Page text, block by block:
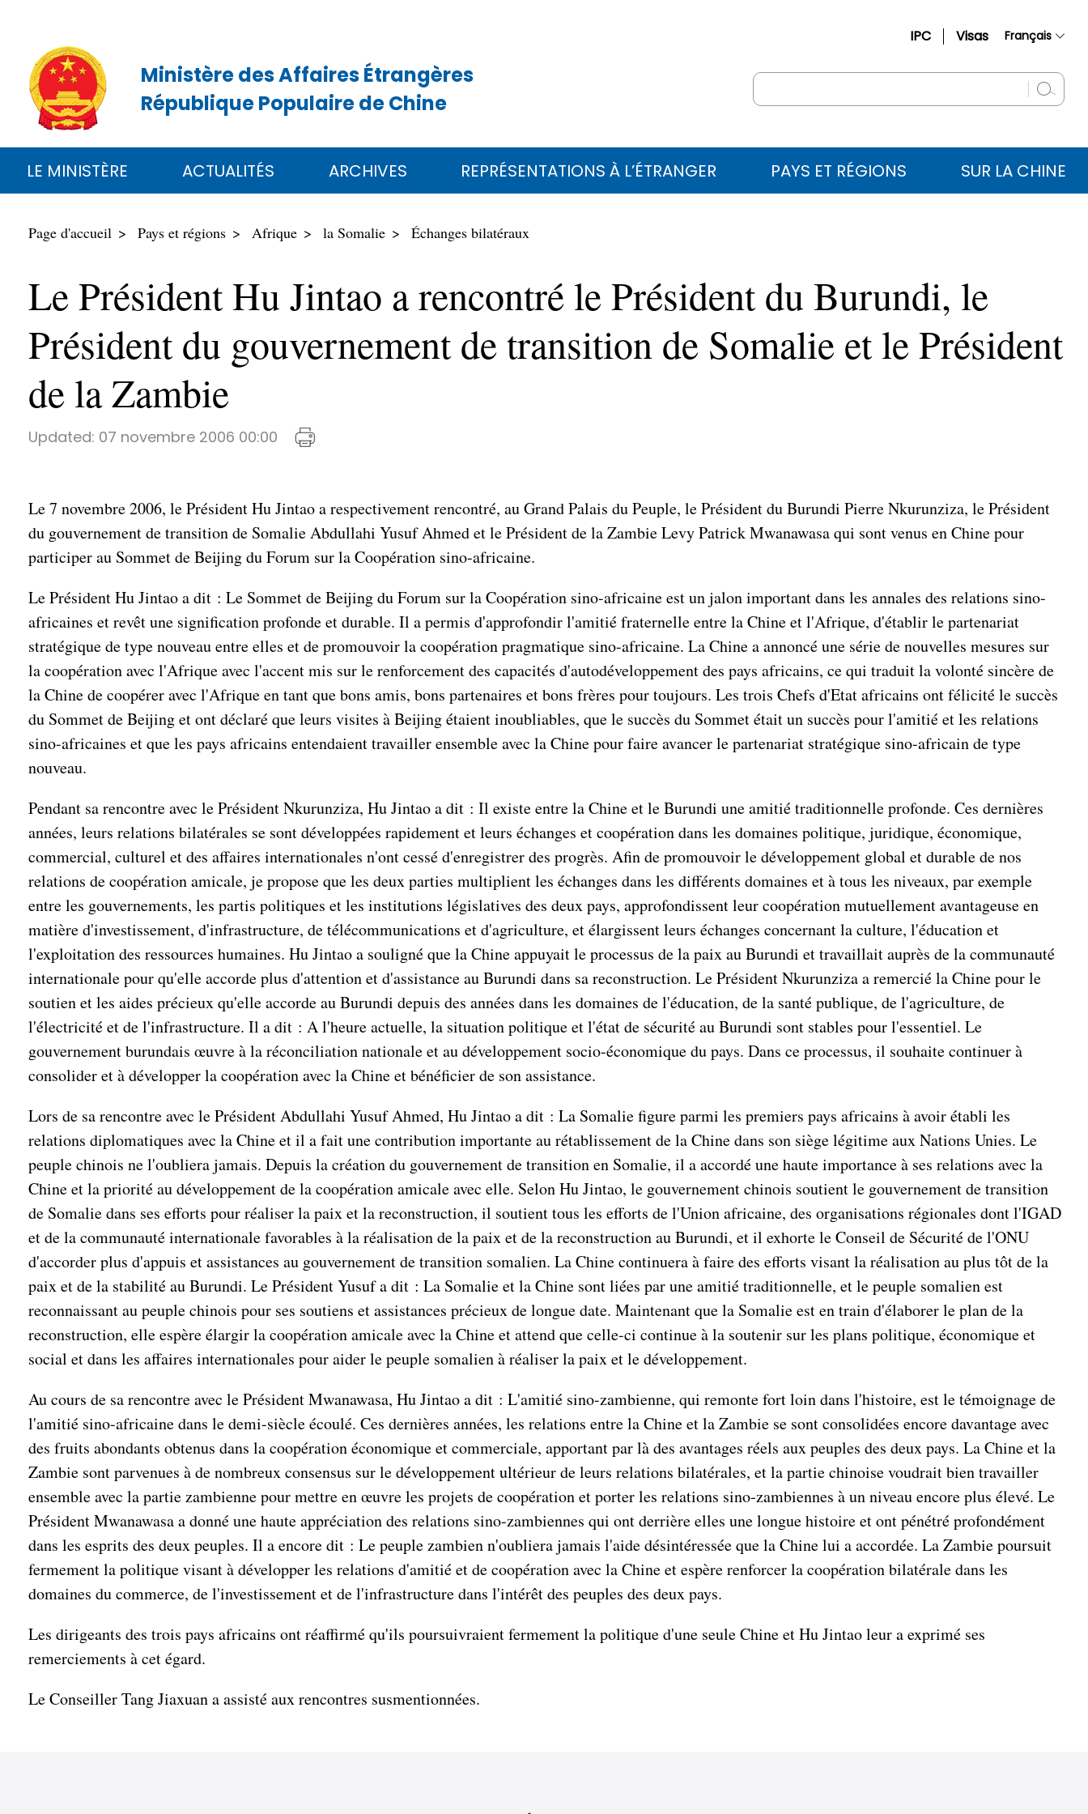
IPC Visas Français
English
عربي
Ministère des Affaires Étrangères
République Populaire de Chine
LE MINISTÈRE ACTUALITÉS ARCHIVES REPRÉSENTATIONS À L’ÉTRANGER PAYS ET RÉGIONS SUR LA CHINE
Page d'accueil Pays et régions Afrique la Somalie Échanges bilatéraux
Le Président Hu Jintao a rencontré le Président du Burundi, le
Président du gouvernement de transition de Somalie et le Président
de la Zambie
Updated: 07 novembre 2006 00:00
Le 7 novembre 2006, le Président Hu Jintao a respectivement rencontré, au Grand Palais du Peuple, le Président du Burundi Pierre Nkurunziza, le Président
du gouvernement de transition de Somalie Abdullahi Yusuf Ahmed et le Président de la Zambie Levy Patrick Mwanawasa qui sont venus en Chine pour
participer au Sommet de Beijing du Forum sur la Coopération sino-africaine.
Le Président Hu Jintao a dit : Le Sommet de Beijing du Forum sur la Coopération sino-africaine est un jalon important dans les annales des relations sino-
africaines et revêt une signification profonde et durable. Il a permis d'approfondir l'amitié fraternelle entre la Chine et l'Afrique, d'établir le partenariat
stratégique de type nouveau entre elles et de promouvoir la coopération pragmatique sino-africaine. La Chine a annoncé une série de nouvelles mesures sur
la coopération avec l'Afrique avec l'accent mis sur le renforcement des capacités d'autodéveloppement des pays africains, ce qui traduit la volonté sincère de
la Chine de coopérer avec l'Afrique en tant que bons amis, bons partenaires et bons frères pour toujours. Les trois Chefs d'Etat africains ont félicité le succès
du Sommet de Beijing et ont déclaré que leurs visites à Beijing étaient inoubliables, que le succès du Sommet était un succès pour l'amitié et les relations
sino-africaines et que les pays africains entendaient travailler ensemble avec la Chine pour faire avancer le partenariat stratégique sino-africain de type
nouveau.
Pendant sa rencontre avec le Président Nkurunziza, Hu Jintao a dit : Il existe entre la Chine et le Burundi une amitié traditionnelle profonde. Ces dernières
années, leurs relations bilatérales se sont développées rapidement et leurs échanges et coopération dans les domaines politique, juridique, économique,
commercial, culturel et des affaires internationales n'ont cessé d'enregistrer des progrès. Afin de promouvoir le développement global et durable de nos
relations de coopération amicale, je propose que les deux parties multiplient les échanges dans les différents domaines et à tous les niveaux, par exemple
entre les gouvernements, les partis politiques et les institutions législatives des deux pays, approfondissent leur coopération mutuellement avantageuse en
matière d'investissement, d'infrastructure, de télécommunications et d'agriculture, et élargissent leurs échanges concernant la culture, l'éducation et
l'exploitation des ressources humaines. Hu Jintao a souligné que la Chine appuyait le processus de la paix au Burundi et travaillait auprès de la communauté
internationale pour qu'elle accorde plus d'attention et d'assistance au Burundi dans sa reconstruction. Le Président Nkurunziza a remercié la Chine pour le
soutien et les aides précieux qu'elle accorde au Burundi depuis des années dans les domaines de l'éducation, de la santé publique, de l'agriculture, de
l'électricité et de l'infrastructure. Il a dit : A l'heure actuelle, la situation politique et l'état de sécurité au Burundi sont stables pour l'essentiel. Le
gouvernement burundais œuvre à la réconciliation nationale et au développement socio-économique du pays. Dans ce processus, il souhaite continuer à
consolider et à développer la coopération avec la Chine et bénéficier de son assistance.
Lors de sa rencontre avec le Président Abdullahi Yusuf Ahmed, Hu Jintao a dit : La Somalie figure parmi les premiers pays africains à avoir établi les
relations diplomatiques avec la Chine et il a fait une contribution importante au rétablissement de la Chine dans son siège légitime aux Nations Unies. Le
peuple chinois ne l'oubliera jamais. Depuis la création du gouvernement de transition en Somalie, il a accordé une haute importance à ses relations avec la
Chine et la priorité au développement de la coopération amicale avec elle. Selon Hu Jintao, le gouvernement chinois soutient le gouvernement de transition
de Somalie dans ses efforts pour réaliser la paix et la reconstruction, il soutient tous les efforts de l'Union africaine, des organisations régionales dont l'IGAD
et de la communauté internationale favorables à la réalisation de la paix et de la reconstruction au Burundi, et il exhorte le Conseil de Sécurité de l'ONU
d'accorder plus d'appuis et assistances au gouvernement de transition somalien. La Chine continuera à faire des efforts visant la réalisation au plus tôt de la
paix et de la stabilité au Burundi. Le Président Yusuf a dit : La Somalie et la Chine sont liées par une amitié traditionnelle, et le peuple somalien est
reconnaissant au peuple chinois pour ses soutiens et assistances précieux de longue date. Maintenant que la Somalie est en train d'élaborer le plan de la
reconstruction, elle espère élargir la coopération amicale avec la Chine et attend que celle-ci continue à la soutenir sur les plans politique, économique et
social et dans les affaires internationales pour aider le peuple somalien à réaliser la paix et le développement.
Au cours de sa rencontre avec le Président Mwanawasa, Hu Jintao a dit : L'amitié sino-zambienne, qui remonte fort loin dans l'histoire, est le témoignage de
l'amitié sino-africaine dans le demi-siècle écoulé. Ces dernières années, les relations entre la Chine et la Zambie se sont consolidées encore davantage avec
des fruits abondants obtenus dans la coopération économique et commerciale, apportant par là des avantages réels aux peuples des deux pays. La Chine et la
Zambie sont parvenues à de nombreux consensus sur le développement ultérieur de leurs relations bilatérales, et la partie chinoise voudrait bien travailler
ensemble avec la partie zambienne pour mettre en œuvre les projets de coopération et porter les relations sino-zambiennes à un niveau encore plus élevé. Le
Président Mwanawasa a donné une haute appréciation des relations sino-zambiennes qui ont derrière elles une longue histoire et ont pénétré profondément
dans les esprits des deux peuples. Il a encore dit : Le peuple zambien n'oubliera jamais l'aide désintéressée que la Chine lui a accordée. La Zambie poursuit
fermement la politique visant à développer les relations d'amitié et de coopération avec la Chine et espère renforcer la coopération bilatérale dans les
domaines du commerce, de l'investissement et de l'infrastructure dans l'intérêt des peuples des deux pays.
Les dirigeants des trois pays africains ont réaffirmé qu'ils poursuivraient fermement la politique d'une seule Chine et Hu Jintao leur a exprimé ses
remerciements à cet égard.
Le Conseiller Tang Jiaxuan a assisté aux rencontres susmentionnées.